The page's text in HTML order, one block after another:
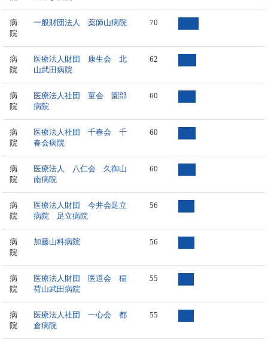
病
院
一般財団法人 薬師山病院 70
病
院
医療法人財団 康生会 北
山武田病院
62
病
院
医療法人社団 菫会 園部
病院
60
病
院
医療法人社団 千春会 千
春会病院
60
病
院
医療法人 八仁会 久御山
南病院
60
病
院
医療法人財団 今井会足立
病院 足立病院
56
病
院
加藤山科病院 56
病
院
医療法人財団 医道会 稲
荷山武田病院
55
病
院
医療法人社団 一心会 都
倉病院
55